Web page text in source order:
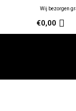
Wij bezorgen
€0,00